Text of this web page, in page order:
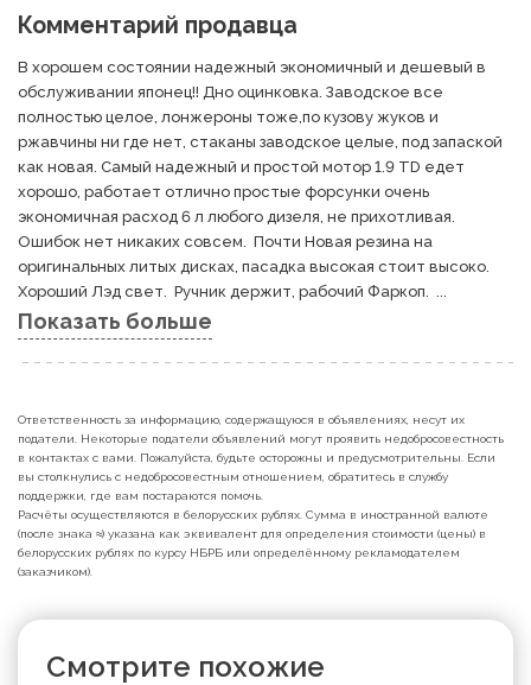
Комментарий продавца
В хорошем состоянии надежный экономичный и дешевый в
обслуживании японец!! Дно оцинковка. Заводское все
полностью целое, лонжероны тоже,по кузову жуков и
ржавчины ни где нет, стаканы заводское целые, под запаской
как новая. Самый надежный и простой мотор 1.9 TD едет
хорошо, работает отлично простые форсунки очень
экономичная расход 6 л любого дизеля, не прихотливая.
Ошибок нет никаких совсем.  Почти Новая резина на
оригинальных литых дисках, пасадка высокая стоит высоко.
Хороший Лэд свет.  Ручник держит, рабочий Фаркоп.  ...
Показать больше
Ответственность за информацию, содержащуюся в объявлениях, несут их
податели. Некоторые податели объявлений могут проявить недобросовестность
в контактах с вами. Пожалуйста, будьте осторожны и предусмотрительны. Если
вы столкнулись с недобросовестным отношением, обратитесь в службу
поддержки, где вам постараются помочь.
Расчёты осуществляются в белорусских рублях. Сумма в иностранной валюте
(после знака ≈) указана как эквивалент для определения стоимости (цены) в
белорусских рублях по курсу НБРБ или определённому рекламодателем
(заказчиком).
Смотрите похожие